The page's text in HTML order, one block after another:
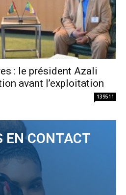
: le président Azali
avant l’exploitation
139511
EN CONTACT